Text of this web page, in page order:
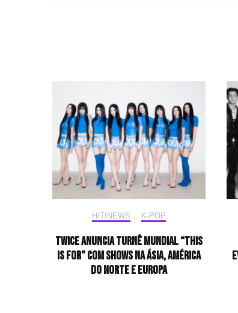
HIT!NEWS K-POP
TWICE anuncia turnê mundial “THIS
IS FOR” com shows na Ásia, América
do Norte e Europa